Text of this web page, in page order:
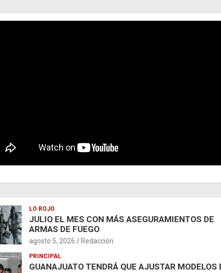
LO ROJO
JULIO EL MES CON MÁS ASEGURAMIENTOS DE
ARMAS DE FUEGO
agosto 5, 2026 Redacción
PRINCIPAL
GUANAJUATO TENDRÁ QUE AJUSTAR MODELOS